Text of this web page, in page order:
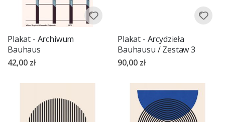
Plakat - Archiwum
Bauhaus
42,00 zł
Plakat - Arcydzieła
Bauhausu / Zestaw 3
90,00 zł